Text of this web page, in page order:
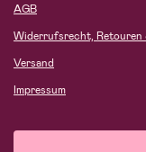
AGB
Widerrufsrecht, Retouren
Versand
Impressum